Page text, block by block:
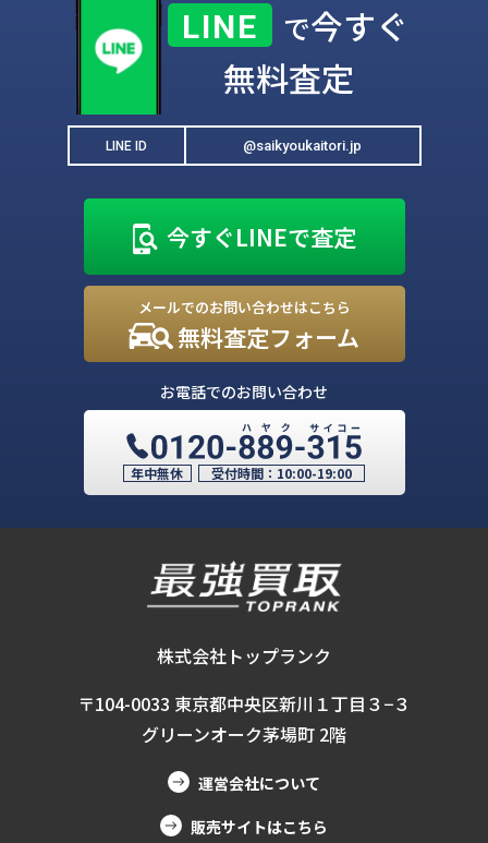
LINE で今すぐ
無料査定
LINE ID @saikyoukaitori.jp
今すぐLINEで査定
メールでのお問い合わせはこちら
無料査定フォーム
お電話でのお問い合わせ
年中無休 受付時間： 10:00-19:00
株式会社トップランク
〒104-0033 東京都中央区新川１丁目３−３
グリーンオーク茅場町 2階
運営会社について
販売サイトはこちら